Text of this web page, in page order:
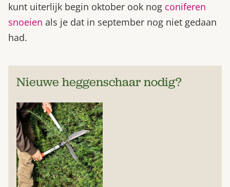
kunt uiterlijk begin oktober ook nog coniferen
snoeien als je dat in september nog niet gedaan
had.
Nieuwe heggenschaar nodig?